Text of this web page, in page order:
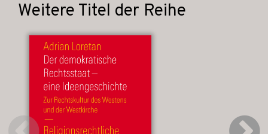
Weitere Titel der Reihe